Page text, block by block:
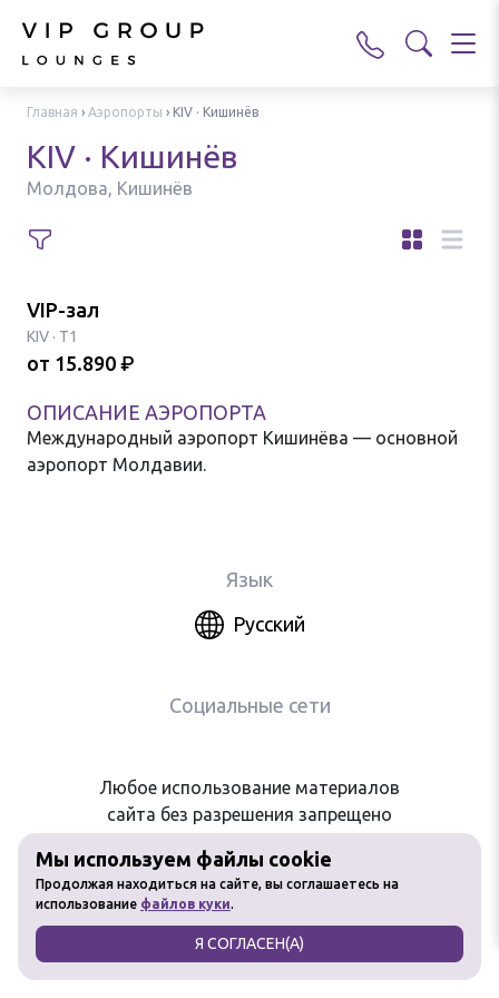
Главная › Аэропорты › KIV · Кишинёв
KIV · Кишинёв
Молдова, Кишинёв
VIP-зал
KIV · T1
от 15.890 ₽
ОПИСАНИЕ АЭРОПОРТА
Международный аэропорт Кишинёва — основной
аэропорт Молдавии.
Мы используем файлы cookie
Продолжая находиться на сайте, вы соглашаетесь на
использование файлов куки.
Я СОГЛАСЕН(А)
Язык
Русский
Социальные сети
Любое использование материалов
сайта без разрешения запрещено